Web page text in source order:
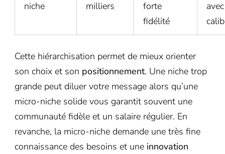
niche
milliers
forte
fidélité
Cette hiérarchisation permet de mieux orienter
son choix et son positionnement. Une niche trop
grande peut diluer votre message alors qu’une
micro-niche solide vous garantit souvent une
communauté fidèle et un salaire régulier. En
revanche, la micro-niche demande une très fine
connaissance des besoins et une innovation